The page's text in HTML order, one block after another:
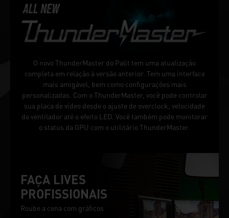
O novo ThunderMaster do Palit tem uma atualização
completa em relação à versão anterior. Tem uma interface
mais amigável, bem como configurações mais
personalizadas. Com o ThunderMaster, você pode controlar
sua placa de vídeo desde o ajuste de overclock, velocidade
do ventilador até o efeito LED. Você também pode monitorar
o status da GPU com o utilitário ThunderMaster.
FAÇA LIVES
PROFISSIONAIS
Roube a cena com gráficos